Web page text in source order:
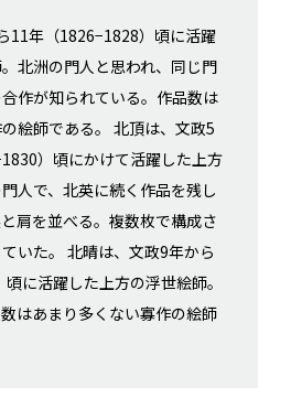
11年（1826−1828）頃に活躍
北洲の門人と思われ、同じ門
作が知られている。作品数は
絵師である。 北頂は、文政5
）頃にかけて活躍した上方
人で、北英に続く作品を残し
肩を並べる。複数枚で構成さ
いた。 北晴は、文政9年から
に活躍した上方の浮世絵師。
はあまり多くない寡作の絵師